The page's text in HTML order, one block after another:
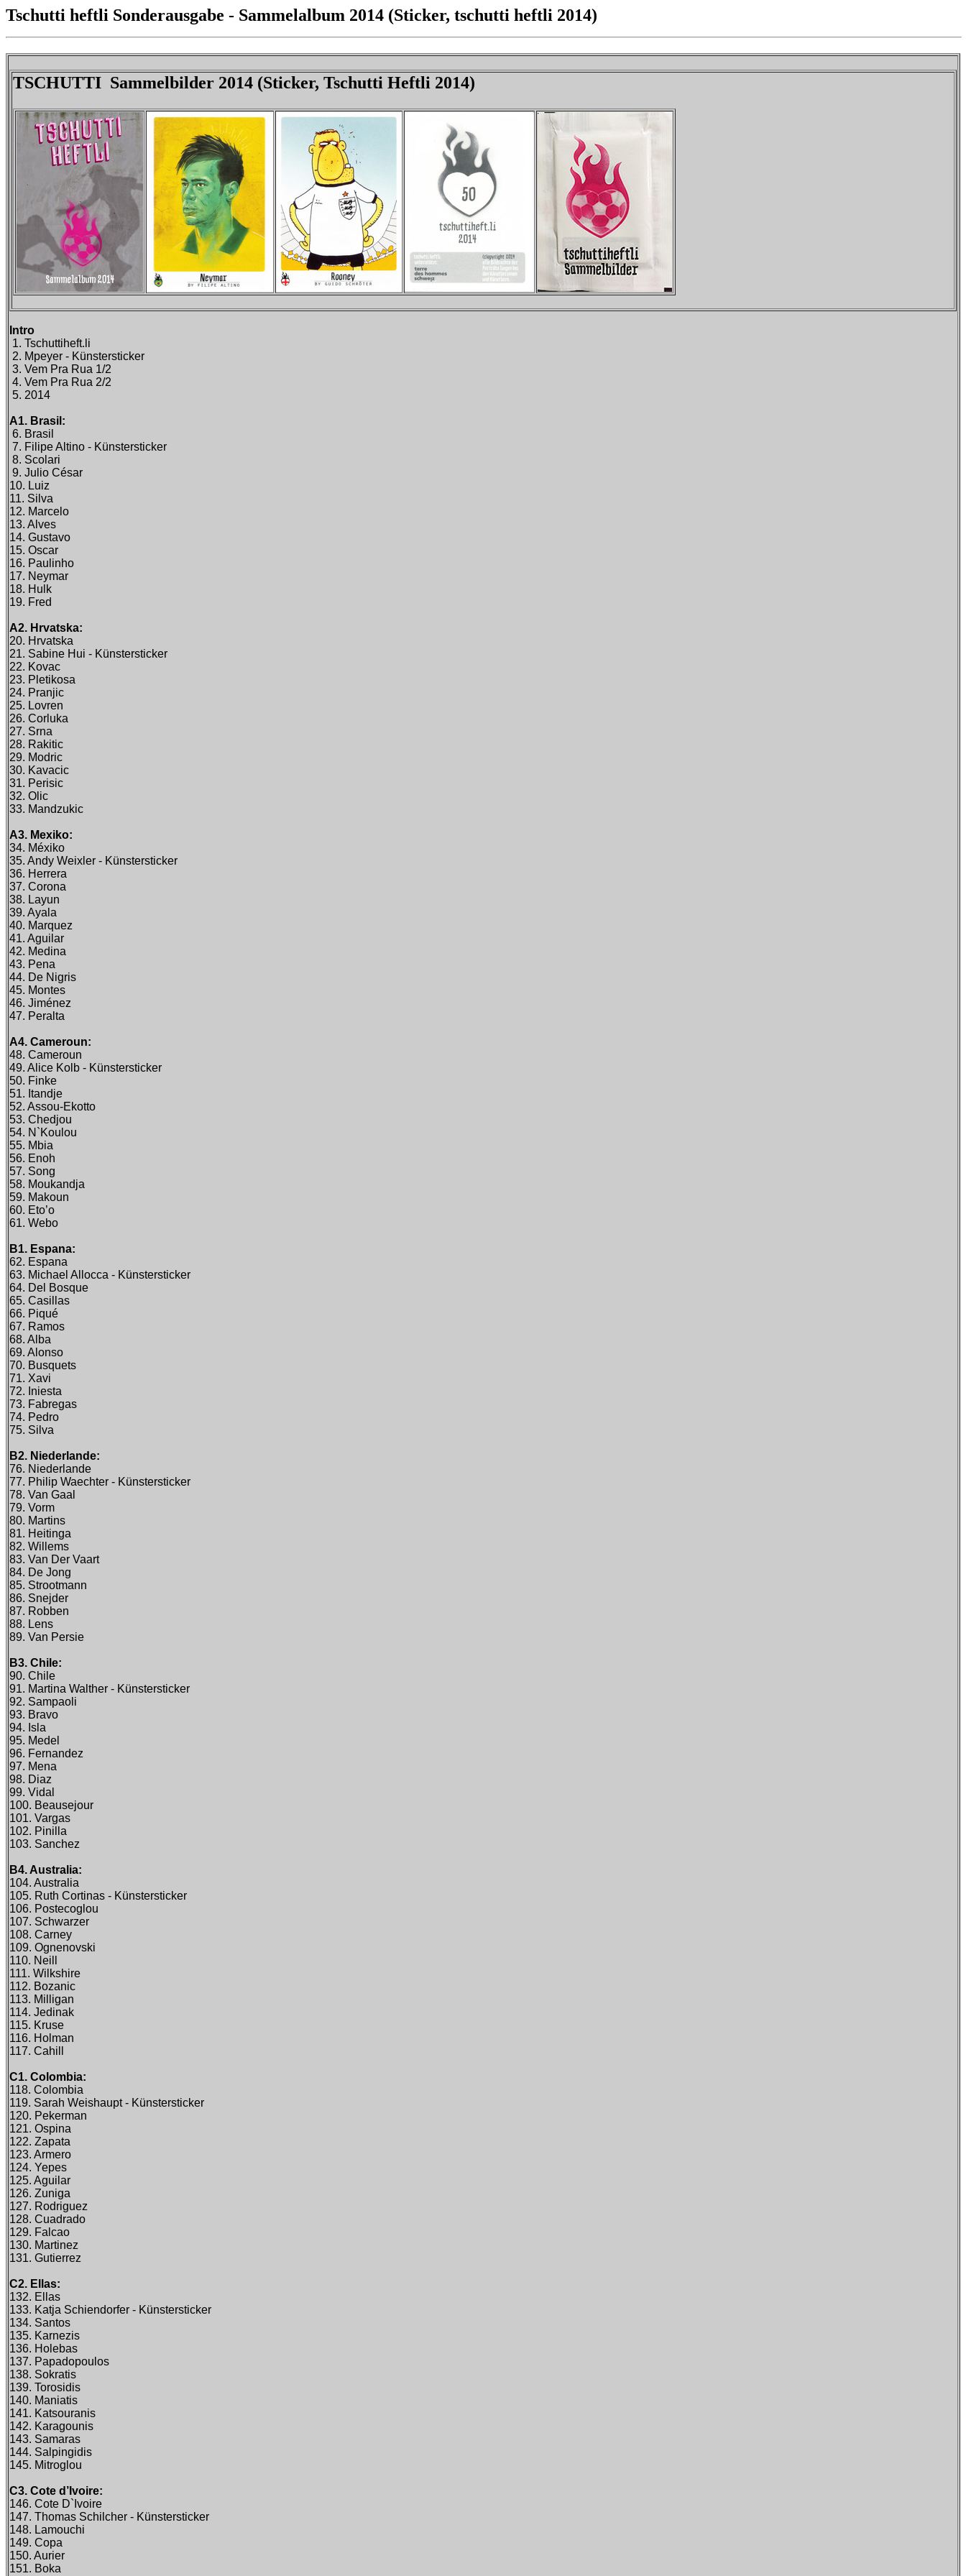
Tschutti heftli Sonderausgabe - Sammelalbum 2014 (Sticker, tschutti heftli 2014)
TSCHUTTI Sammelbilder 2014 (Sticker, Tschutti Heftli 2014)
Intro
1. Tschuttiheft.li
2. Mpeyer - Künstersticker
3. Vem Pra Rua 1/2
4. Vem Pra Rua 2/2
5. 2014
A1. Brasil:
6. Brasil
7. Filipe Altino - Künstersticker
8. Scolari
9. Julio César
10. Luiz
11. Silva
12. Marcelo
13. Alves
14. Gustavo
15. Oscar
16. Paulinho
17. Neymar
18. Hulk
19. Fred
A2. Hrvatska:
20. Hrvatska
21. Sabine Hui - Künstersticker
22. Kovac
23. Pletikosa
24. Pranjic
25. Lovren
26. Corluka
27. Srna
28. Rakitic
29. Modric
30. Kavacic
31. Perisic
32. Olic
33. Mandzukic
A3. Mexiko:
34. Méxiko
35. Andy Weixler - Künstersticker
36. Herrera
37. Corona
38. Layun
39. Ayala
40. Marquez
41. Aguilar
42. Medina
43. Pena
44. De Nigris
45. Montes
46. Jiménez
47. Peralta
A4. Cameroun:
48. Cameroun
49. Alice Kolb - Künstersticker
50. Finke
51. Itandje
52. Assou-Ekotto
53. Chedjou
54. N`Koulou
55. Mbia
56. Enoh
57. Song
58. Moukandja
59. Makoun
60. Eto’o
61. Webo
B1. Espana:
62. Espana
63. Michael Allocca - Künstersticker
64. Del Bosque
65. Casillas
66. Piqué
67. Ramos
68. Alba
69. Alonso
70. Busquets
71. Xavi
72. Iniesta
73. Fabregas
74. Pedro
75. Silva
B2. Niederlande:
76. Niederlande
77. Philip Waechter - Künstersticker
78. Van Gaal
79. Vorm
80. Martins
81. Heitinga
82. Willems
83. Van Der Vaart
84. De Jong
85. Strootmann
86. Snejder
87. Robben
88. Lens
89. Van Persie
B3. Chile:
90. Chile
91. Martina Walther - Künstersticker
92. Sampaoli
93. Bravo
94. Isla
95. Medel
96. Fernandez
97. Mena
98. Diaz
99. Vidal
100. Beausejour
101. Vargas
102. Pinilla
103. Sanchez
B4. Australia:
104. Australia
105. Ruth Cortinas - Künstersticker
106. Postecoglou
107. Schwarzer
108. Carney
109. Ognenovski
110. Neill
111. Wilkshire
112. Bozanic
113. Milligan
114. Jedinak
115. Kruse
116. Holman
117. Cahill
C1. Colombia:
118. Colombia
119. Sarah Weishaupt - Künstersticker
120. Pekerman
121. Ospina
122. Zapata
123. Armero
124. Yepes
125. Aguilar
126. Zuniga
127. Rodriguez
128. Cuadrado
129. Falcao
130. Martinez
131. Gutierrez
C2. Ellas:
132. Ellas
133. Katja Schiendorfer - Künstersticker
134. Santos
135. Karnezis
136. Holebas
137. Papadopoulos
138. Sokratis
139. Torosidis
140. Maniatis
141. Katsouranis
142. Karagounis
143. Samaras
144. Salpingidis
145. Mitroglou
C3. Cote d’Ivoire:
146. Cote D`Ivoire
147. Thomas Schilcher - Künstersticker
148. Lamouchi
149. Copa
150. Aurier
151. Boka